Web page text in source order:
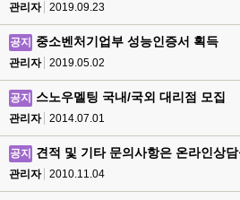
관리자 2019.09.23
공지 중소벤처기업부 성능인증서 획득
관리자 2019.05.02
공지 스노우멜팅 국내/국외 대리점 모집
관리자 2014.07.01
공지 견적 및 기타 문의사항은 온라인상
관리자 2010.11.04